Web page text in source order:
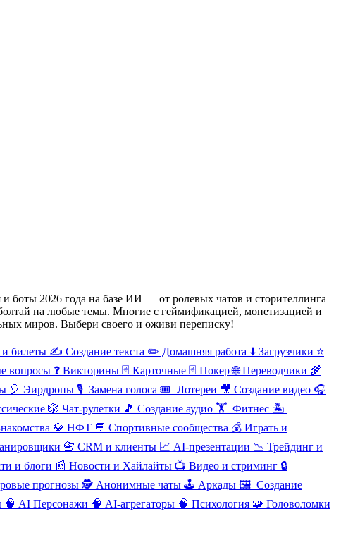
2026 года на базе ИИ — от ролевых чатов и сторителлинга
на любые темы. Многие с геймификацией, монетизацией и
миров. Выбери своего и оживи переписку!
билеты ✍️ Создание текста ✏️ Домашняя работа ⬇️ Загрузчики ⭐
вопросы ❓ Викторины 🃏 Карточные 🃏 Покер 🌐 Переводчики 🌾
🎈 Эирдропы 🎙 ️ Замена голоса 🎟 ️ Лотереи 🎥 Создание видео 🎧
🎲 Чат-рулетки 🎵 Создание аудио 🏋 ️ Фитнес 🏝
💎 НФТ 💬 Спортивные сообщества 💰 Играть и
📇 CRM и клиенты 📈 AI-презентации 📉 Трейдинг и
и блоги 📰 Новости и Хайлайты 📺 Видео и стриминг 🔒
прогнозы 🕵 ️Анонимные чаты 🕹 ️Аркады 🖼 ️ Создание
🧠 AI Персонажи 🧠 AI-агрегаторы 🧠 Психология 🧩 Головоломки